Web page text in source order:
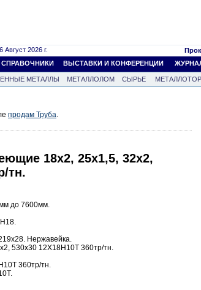
Август 2026 г.
СПРАВОЧНИКИ ВЫСТАВКИ И КОНФЕРЕНЦИИ
МЕТАЛЛЫ МЕТАЛЛОЛОМ СЫРЬЕ
продам Труба.
18х2, 25х1,5, 32х2,
тн.
до 7600мм.
Нержавейка.
530х30 12Х18Н10Т 360тр/тн.
360тр/тн.